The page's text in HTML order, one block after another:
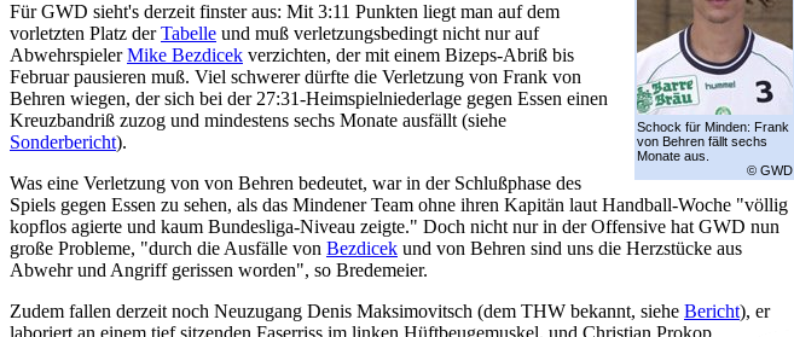
Schock für Minden: Frank
von Behren fällt sechs
Monate aus.
© GWD
FürGWD sieht's derzeit finster aus: Mit 3:11 Punkten liegt man auf dem
vorletzten Platz derTabelle und muß verletzungsbedingt nicht nur auf
AbwehrspielerMike Bezdicek verzichten, der mit einem Bizeps-Abriß bis
Februar pausieren muß. Viel schwerer dürfte die Verletzung von Frank von
Behren wiegen, der sich bei der 27:31-Heimspielniederlage gegen Essen einen
Kreuzbandriß zuzog und mindestens sechs Monate ausfällt (siehe
Sonderbericht).
Was eine Verletzung von von Behren bedeutet, war in der Schlußphase des
Spiels gegen Essen zu sehen, als das Mindener Team ohne ihren Kapitän laut Handball-Woche "völlig
kopflos agierte und kaum Bundesliga-Niveau zeigte." Doch nicht nur in der Offensive hat GWD nun
große Probleme, "durch die Ausfälle von Bezdicek und von Behren sind uns die Herzstücke aus
Abwehr und Angriff gerissen worden", so Bredemeier.
Zudem fallen derzeit noch Neuzugang Denis Maksimovitsch (dem THW bekannt, siehe Bericht), er
laboriert an einem tief sitzenden Faserriss im linken Hüftbeugemuskel, und Christian Prokop